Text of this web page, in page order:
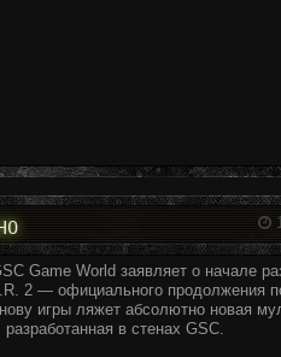
Game World заявляет о начале
2 — официального продолжения
игры ляжет абсолютно новая
разработанная в стенах GSC.